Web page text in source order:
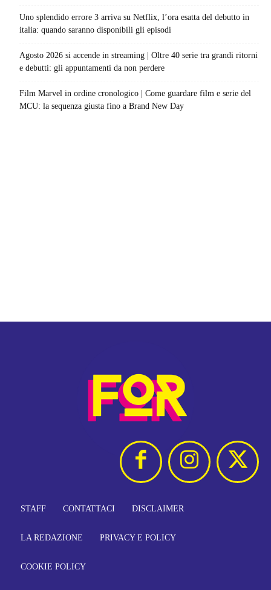
Uno splendido errore 3 arriva su Netflix, l’ora esatta del debutto in
italia: quando saranno disponibili gli episodi
Agosto 2026 si accende in streaming | Oltre 40 serie tra grandi ritorni
e debutti: gli appuntamenti da non perdere
Film Marvel in ordine cronologico | Come guardare film e serie del
MCU: la sequenza giusta fino a Brand New Day
STAFF CONTATTACI DISCLAIMER
LA REDAZIONE PRIVACY E POLICY
COOKIE POLICY